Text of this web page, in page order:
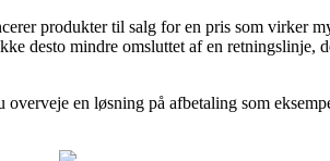
produkter til salg for en pris som virker
desto mindre omsluttet af en retningslinje,
en løsning på afbetaling som